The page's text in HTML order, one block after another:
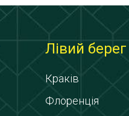
Лівий берег
Краків
Флоренція